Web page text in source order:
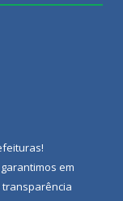
!
em
transparência